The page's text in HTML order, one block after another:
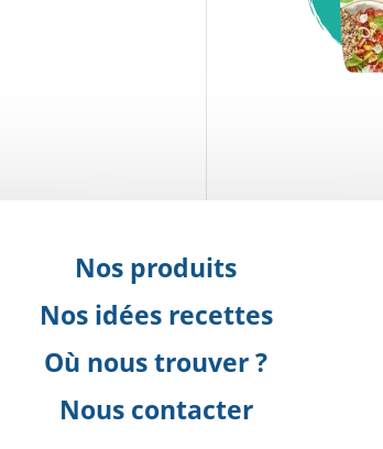
Nos produits
Nos idées recettes
Où nous trouver ?
Nous contacter